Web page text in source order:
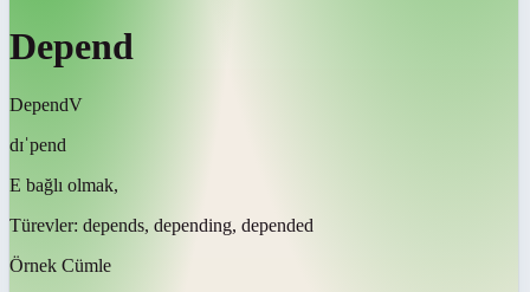
Depend
DependV
dɪˈpend
E bağlı olmak,
Türevler: depends, depending, depended
Örnek Cümle